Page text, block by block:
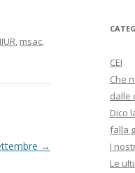
, msac,
→
CEI
Che
dalle
Dico
falla
I
Le